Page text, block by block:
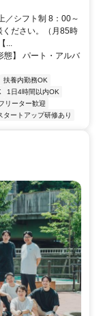
／シフト制 8：00～
ださい。（月85時
...
態】 パート・アルバ
扶養内勤務OK
1日4時間以内OK
リーター歓迎
タートアップ研修あり